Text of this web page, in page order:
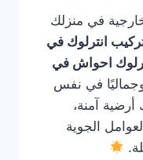
في منزلك
انترلوك في
احواش في
في نفس
آمنة،
الجوية